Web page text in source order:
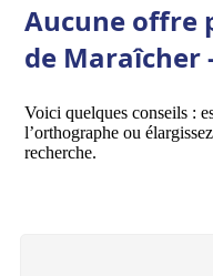
Aucune offre
de Maraîcher
Voici quelques conseils :
l’orthographe ou
recherche.